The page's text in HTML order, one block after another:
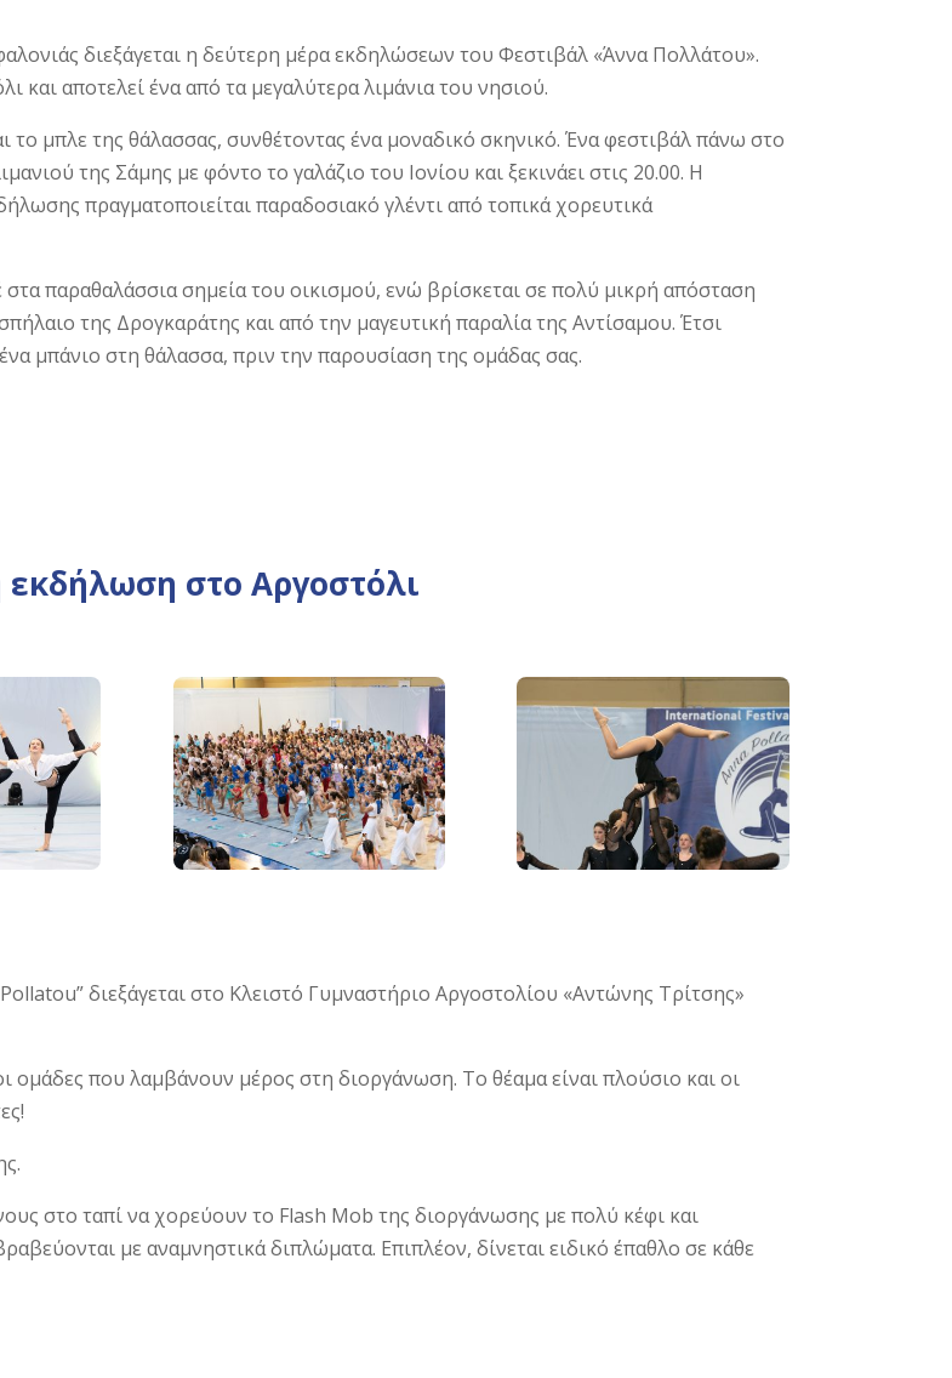
διεξάγεται η δεύτερη μέρα εκδηλώσεων του Φεστιβάλ «Άννα Πολλάτου».
και αποτελεί ένα από τα μεγαλύτερα λιμάνια του νησιού.
το μπλε της θάλασσας, συνθέτοντας ένα μοναδικό σκηνικό. Ένα φεστιβάλ πάνω στο
της Σάμης με φόντο το γαλάζιο του Ιονίου και ξεκινάει στις 20.00. Η
πραγματοποιείται παραδοσιακό γλέντι από τοπικά χορευτικά
παραθαλάσσια σημεία του οικισμού, ενώ βρίσκεται σε πολύ μικρή απόσταση
της Δρογκαράτης και από την μαγευτική παραλία της Αντίσαμου. Έτσι
μπάνιο στη θάλασσα, πριν την παρουσίαση της ομάδας σας.
εκδήλωση στο Αργοστόλι
διεξάγεται στο Κλειστό Γυμναστήριο Αργοστολίου «Αντώνης Τρίτσης»
ομάδες που λαμβάνουν μέρος στη διοργάνωση. Το θέαμα είναι πλούσιο και οι
στο ταπί να χορεύουν το Flash Mob της διοργάνωσης με πολύ κέφι και
με αναμνηστικά διπλώματα. Επιπλέον, δίνεται ειδικό έπαθλο σε κάθε